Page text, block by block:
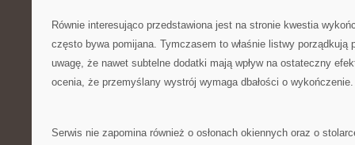
Równie interesująco przedstawiona jest na stronie kwestia
często bywa pomijana. Tymczasem to właśnie listwy porządkują
uwagę, że nawet subtelne dodatki mają wpływ na ostateczny
ocenia, że przemyślany wystrój wymaga dbałości o wykończenie.
Serwis nie zapomina również o osłonach okiennych oraz o